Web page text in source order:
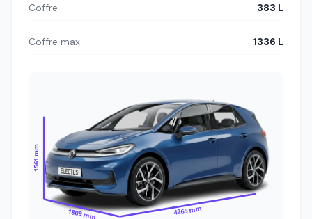
Coffre 383 L
Coffre max 1336 L
1561 mm
1809 mm 4265 mm